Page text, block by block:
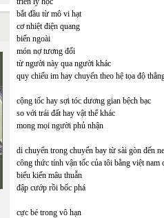
bắt đầu từ mô vi hạt
cơ nhiệt điện quang
biến ngoài
món nợ tương đối
từ người này qua người khác
quy chiếu im hay chuyển theo hệ tọa độ
cộng tốc hay sợi tóc dương gian bệch bạc
so với trái đất hay vật thể khác
mong mọi người phủ nhận
di chuyển trong chuyến bay từ sài gòn đến
công thức tính vận tốc của tôi bằng việt nam
biểu kiến mâu thuẫn
đập cướp rồi bốc phá
cực bé trong vô hạn